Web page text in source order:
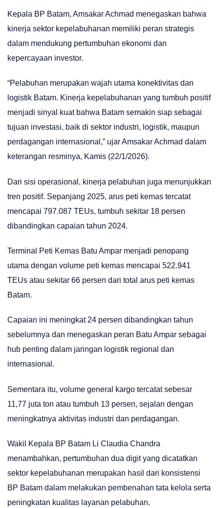
Kepala BP Batam, Amsakar Achmad menegaskan bahwa
kinerja sektor kepelabuhanan memiliki peran strategis
dalam mendukung pertumbuhan ekonomi dan
kepercayaan investor.
“Pelabuhan merupakan wajah utama konektivitas dan
logistik Batam. Kinerja kepelabuhanan yang tumbuh positif
menjadi sinyal kuat bahwa Batam semakin siap sebagai
tujuan investasi, baik di sektor industri, logistik, maupun
perdagangan internasional,” ujar Amsakar Achmad dalam
keterangan resminya, Kamis (22/1/2026).
Dari sisi operasional, kinerja pelabuhan juga menunjukkan
tren positif. Sepanjang 2025, arus peti kemas tercatat
mencapai 797.087 TEUs, tumbuh sekitar 18 persen
dibandingkan capaian tahun 2024.
Terminal Peti Kemas Batu Ampar menjadi penopang
utama dengan volume peti kemas mencapai 522.941
TEUs atau sekitar 66 persen dari total arus peti kemas
Batam.
Capaian ini meningkat 24 persen dibandingkan tahun
sebelumnya dan menegaskan peran Batu Ampar sebagai
hub penting dalam jaringan logistik regional dan
internasional.
Sementara itu, volume general kargo tercatat sebesar
11,77 juta ton atau tumbuh 13 persen, sejalan dengan
meningkatnya aktivitas industri dan perdagangan.
Wakil Kepala BP Batam Li Claudia Chandra
menambahkan, pertumbuhan dua digit yang dicatatkan
sektor kepelabuhanan merupakan hasil dari konsistensi
BP Batam dalam melakukan pembenahan tata kelola serta
peningkatan kualitas layanan pelabuhan.